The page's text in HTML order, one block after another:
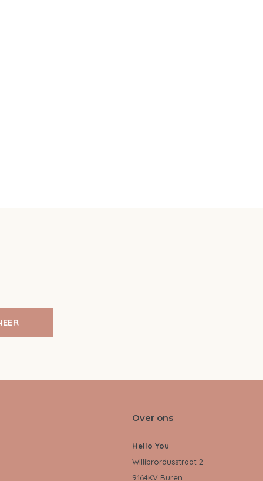
Over ons
Hello You
Willibrordusstraat 2
9164KV Buren